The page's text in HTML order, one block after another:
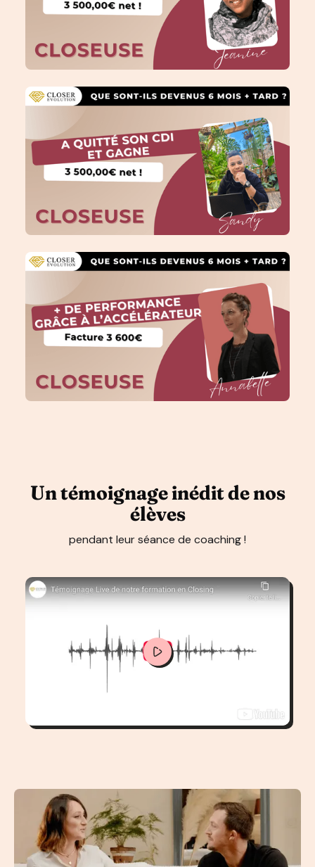
Un témoignage inédit de nos
élèves
pendant leur séance de coaching !